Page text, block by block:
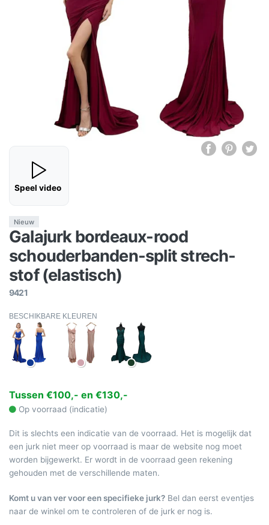
Speel video
Nieuw
Galajurk bordeaux-rood
schouderbanden-split strech-
stof (elastisch)
9421
BESCHIKBARE KLEUREN
Tussen €100,- en €130,-
Op voorraad (indicatie)
Dit is slechts een indicatie van de voorraad. Het is mogelijk dat
een jurk niet meer op voorraad is maar de website nog moet
worden bijgewerkt. Er wordt in de voorraad geen rekening
gehouden met de verschillende maten.
Komt u van ver voor een specifieke jurk? Bel dan eerst eventjes
naar de winkel om te controleren of de jurk er nog is.